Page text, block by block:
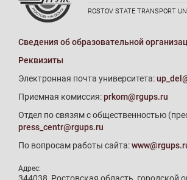
ROSTOV STATE TRANSPORT
Сведения об образовательной
Реквизиты
Электронная почта университета:
Приемная комиссия:prkom@rgups.ru
Отдел по связям с общественностью
press_centr@rgups.ru
По вопросам работы сайта:
Адрес: